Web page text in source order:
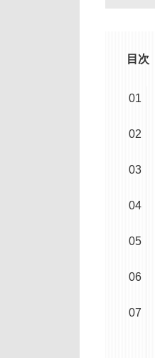
目次